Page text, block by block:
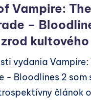
Vampire: The
–
kultového
vydania Vampire:
- Bloodlines 2 som
článok